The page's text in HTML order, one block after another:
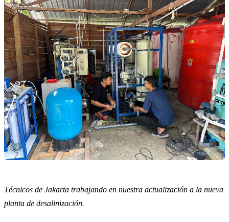
Técnicos de Jakarta trabajando en nuestra actualización a la nueva
planta de desalinización.